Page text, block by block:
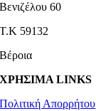
Βενιζέλου 60
Τ.Κ 59132
Βέροια
ΧΡΗΣΙΜΑ LINKS
Πολιτική Απορρήτου